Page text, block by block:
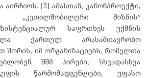
[2] ამასთან, კანონპროექტი,
„კეთილშობილური მიზნის“
საფრთხეს უქმნის
ქართულ არასამთავრობო
შორის, იმ ორგანიზაციებს, რომელთა
შშმ პირები, სხვადასხვა
წარმომადგენლები, უფასო